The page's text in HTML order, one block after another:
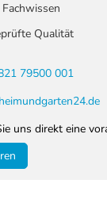
Qualität
79500 001
uns direkt eine